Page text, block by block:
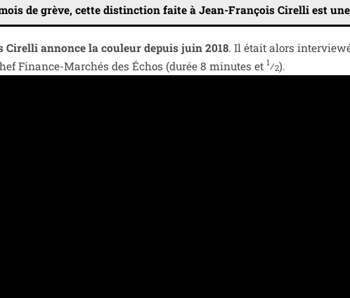
de grève, cette dis­tinc­tion faite à Jean-François Cirelli est
Cirelli annonce la cou­leur depuis juin 2018. Il était alors
Finance-Marchés des Échos (durée 8 minutes et1⁄2).